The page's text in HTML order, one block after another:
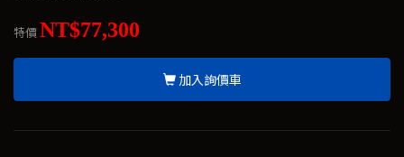
特價NT$77,300
加入詢價車